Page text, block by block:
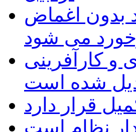
بدون اغماض
می شود
و کارآفرینی
شده است
قرار دارد
نظام است